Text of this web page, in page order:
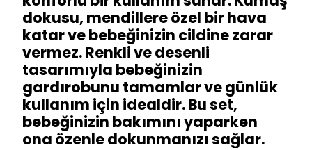
dokusu, mendillere özel bir hava
katar ve bebeğinizin cildine zarar
vermez. Renkli ve desenli
tasarımıyla bebeğinizin
gardırobunu tamamlar ve günlük
kullanım için idealdir. Bu set,
bebeğinizin bakımını yaparken
ona özenle dokunmanızı sağlar.